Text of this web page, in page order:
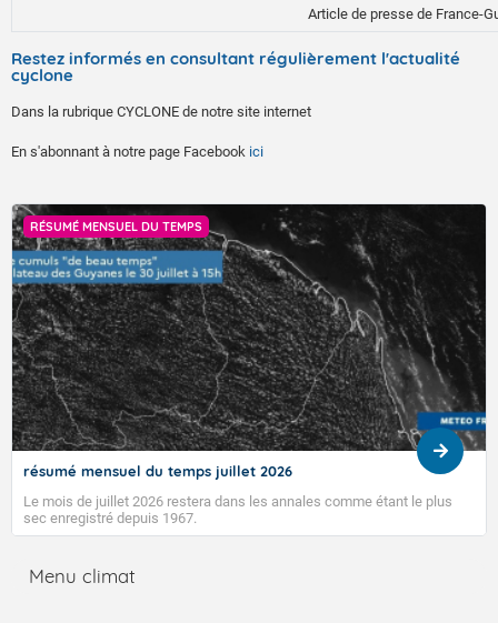
Article de presse de France-
Restez informés en consultant régulièrement l'actualité
cyclone
Dans la rubrique CYCLONE de notre site internet
En s'abonnant à notre page Facebook ici
RÉSUMÉ MENSUEL DU TEMPS
résumé mensuel du temps juillet 2026
Le mois de juillet 2026 restera dans les annales comme étant le plus
sec enregistré depuis 1967.
Menu climat